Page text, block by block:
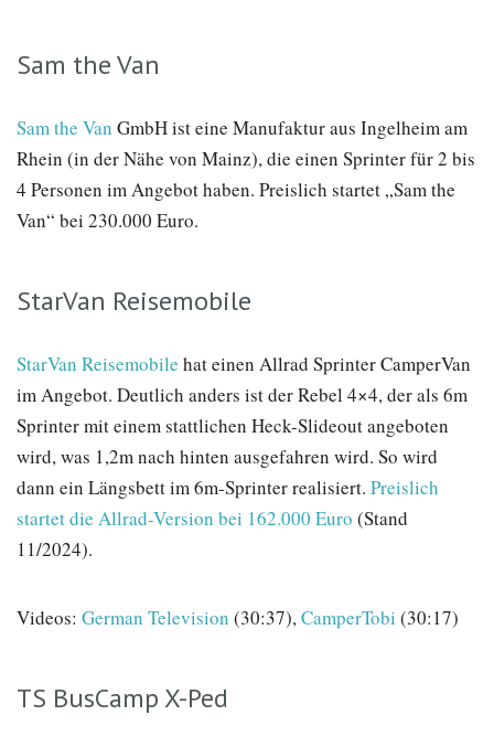
Sam the Van
Sam the Van GmbH ist eine Manufaktur aus Ingelheim am
Rhein (in der Nähe von Mainz), die einen Sprinter für 2 bis
4 Personen im Angebot haben. Preislich startet „Sam the
Van“ bei 230.000 Euro.
StarVan Reisemobile
StarVan Reisemobile hat einen Allrad Sprinter CamperVan
im Angebot. Deutlich anders ist der Rebel 4×4, der als 6m
Sprinter mit einem stattlichen Heck-Slideout angeboten
wird, was 1,2m nach hinten ausgefahren wird. So wird
dann ein Längsbett im 6m-Sprinter realisiert. Preislich
startet die Allrad-Version bei 162.000 Euro (Stand
11/2024).
Videos: German Television (30:37),CamperTobi (30:17)
TS BusCamp X-Ped